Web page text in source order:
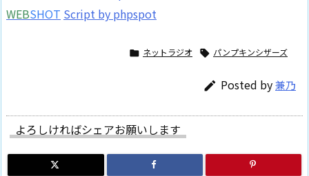
WEBSHOT Script by phpspot
 ネットラジオ  パンプキンシザーズ
 Posted by兼乃
よろしければシェアお願いします